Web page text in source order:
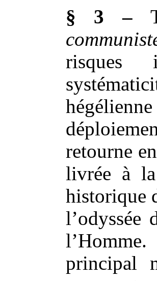
§ 3 –
risques
retourne
livrée à
historique
l’odyssée
principal